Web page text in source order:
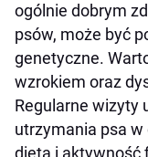
ogólnie dobrym
psów, może być
genetyczne.
wzrokiem oraz
Regularne wizyty
utrzymania psa w
dieta i aktywność